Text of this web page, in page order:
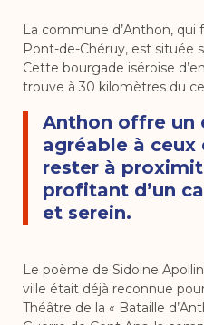
La commune d’Anthon, qui
Pont-de-Chéruy, est située
Cette bourgade iséroise
trouve à 30 kilomètres du
Anthon offre un
agréable à
rester à
profitant d’un
et serein.
Le poème de Sidoine
ville était déjà reconnue
Théâtre de la « Bataille